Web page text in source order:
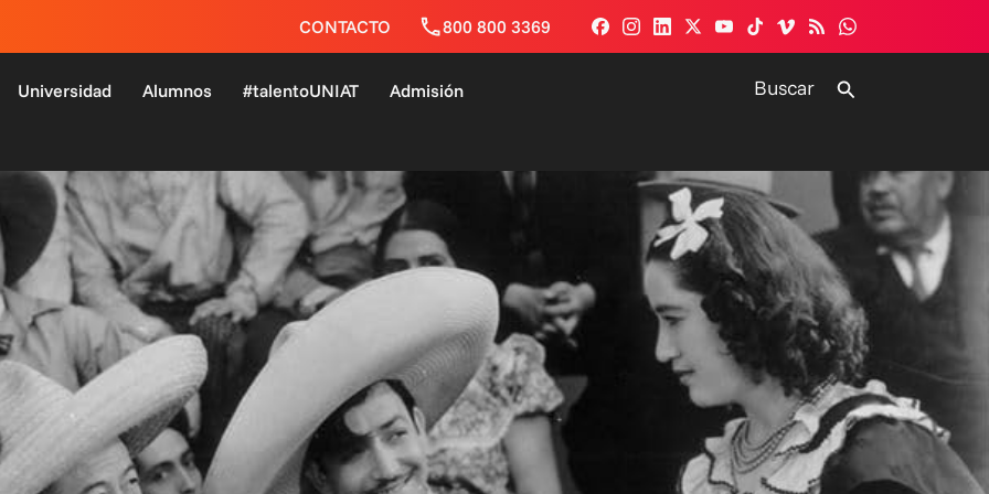
CONTACTO 800 800 3369
Universidad Alumnos #talentoUNIAT Admisión Buscar Buscar